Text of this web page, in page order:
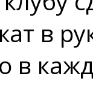
в
в